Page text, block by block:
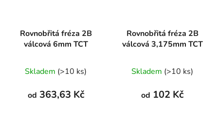
Rovnobřitá fréza 2B
válcová 6mm TCT
Skladem (>10 ks)
od 363,63 Kč
Rovnobřitá fréza 2B
válcová 3,175mm TCT
Skladem (>10 ks)
od 102 Kč